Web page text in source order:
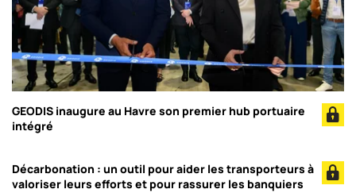
GEODIS inaugure au Havre son premier hub portuaire
intégré
Décarbonation : un outil pour aider les transporteurs à
valoriser leurs efforts et pour rassurer les banquiers